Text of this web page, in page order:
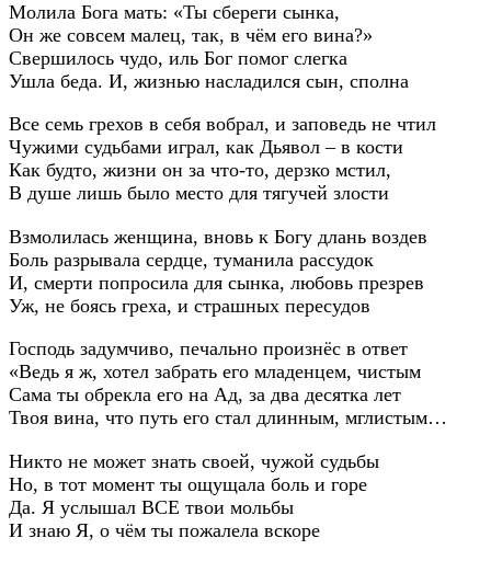
Молила Бога мать: «Ты сбереги сынка,
Он же совсем малец, так, в чём его вина?»
Свершилось чудо, иль Бог помог слегка
Ушла беда. И, жизнью насладился сын, сполна
Все семь грехов в себя вобрал, и заповедь не чтил
Чужими судьбами играл, как Дьявол – в кости
Как будто, жизни он за что-то, дерзко мстил,
В душе лишь было место для тягучей злости
Взмолилась женщина, вновь к Богу длань воздев
Боль разрывала сердце, туманила рассудок
И, смерти попросила для сынка, любовь презрев
Уж, не боясь греха, и страшных пересудов
Господь задумчиво, печально произнёс в ответ
«Ведь я ж, хотел забрать его младенцем, чистым
Сама ты обрекла его на Ад, за два десятка лет
Твоя вина, что путь его стал длинным, мглистым…
Никто не может знать своей, чужой судьбы
Но, в тот момент ты ощущала боль и горе
Да. Я услышал ВСЕ твои мольбы
И знаю Я, о чём ты пожалела вскоре